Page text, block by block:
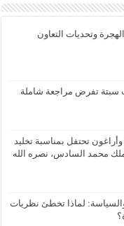
وتحديات التعاون
سبتة تفرض مراجعة شاملة
وأراغون تحتفل بمناسبة تخليد
محمد السادس، نصره الله
والسياسة: لماذا تخطئ نظريات